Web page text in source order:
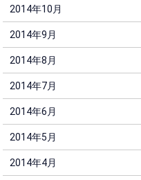
2014年10月
2014年9月
2014年8月
2014年7月
2014年6月
2014年5月
2014年4月